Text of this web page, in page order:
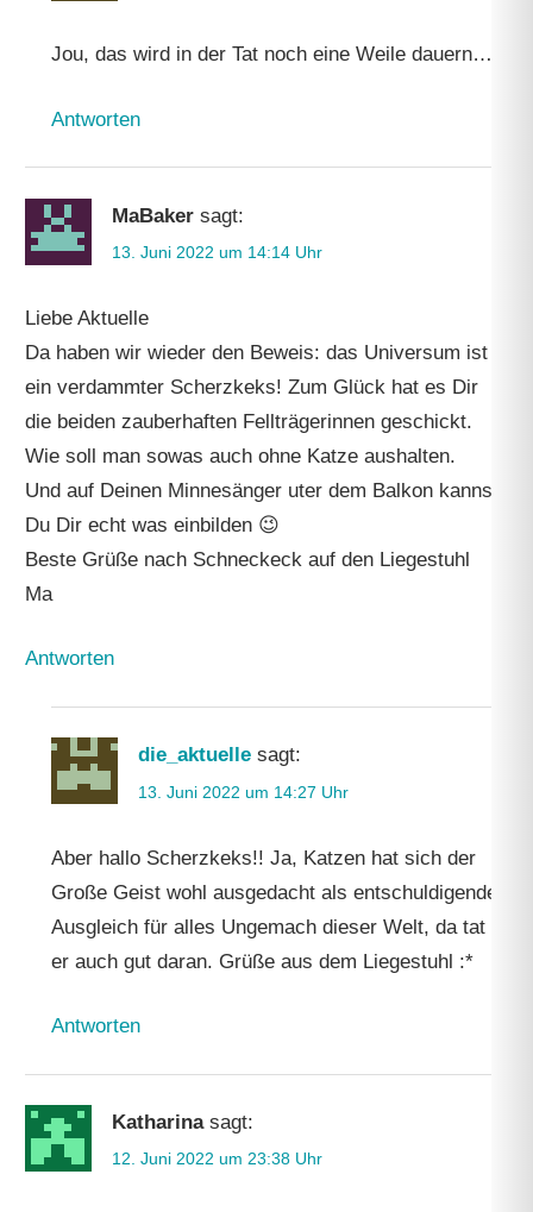
Jou, das wird in der Tat noch eine Weile dauern…
Antworten
MaBaker sagt:
13. Juni 2022 um 14:14 Uhr
Liebe Aktuelle
Da haben wir wieder den Beweis: das Universum ist
ein verdammter Scherzkeks! Zum Glück hat es Dir
die beiden zauberhaften Fellträgerinnen geschickt.
Wie soll man sowas auch ohne Katze aushalten.
Und auf Deinen Minnesänger uter dem Balkon kannst
Du Dir echt was einbilden 😉
Beste Grüße nach Schneckeck auf den Liegestuhl
Ma
Antworten
die_aktuelle sagt:
13. Juni 2022 um 14:27 Uhr
Aber hallo Scherzkeks!! Ja, Katzen hat sich der
Große Geist wohl ausgedacht als entschuldigenden
Ausgleich für alles Ungemach dieser Welt, da tat
er auch gut daran. Grüße aus dem Liegestuhl :*
Antworten
Katharina sagt:
12. Juni 2022 um 23:38 Uhr